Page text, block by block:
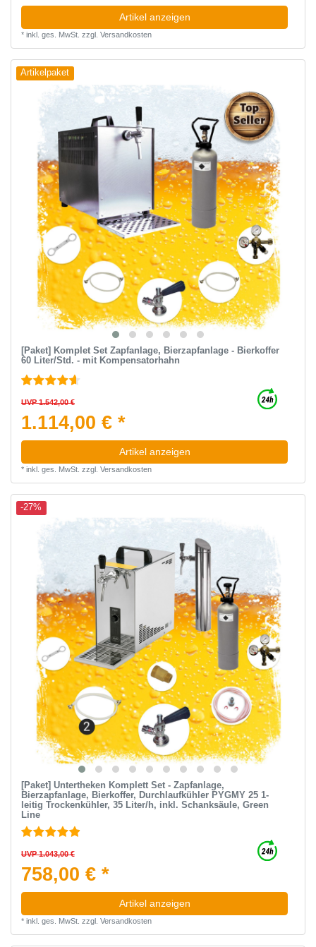
Artikel anzeigen
* inkl. ges. MwSt. zzgl. Versandkosten
Artikelpaket
[Paket] Komplet Set Zapfanlage, Bierzapfanlage - Bierkoffer
60 Liter/Std. - mit Kompensatorhahn
UVP 1.542,00 €
1.114,00 € *
Artikel anzeigen
* inkl. ges. MwSt. zzgl. Versandkosten
-27%
[Paket] Untertheken Komplett Set - Zapfanlage,
Bierzapfanlage, Bierkoffer, Durchlaufkühler PYGMY 25 1-
leitig Trockenkühler, 35 Liter/h, inkl. Schanksäule, Green
Line
UVP 1.043,00 €
758,00 € *
Artikel anzeigen
* inkl. ges. MwSt. zzgl. Versandkosten